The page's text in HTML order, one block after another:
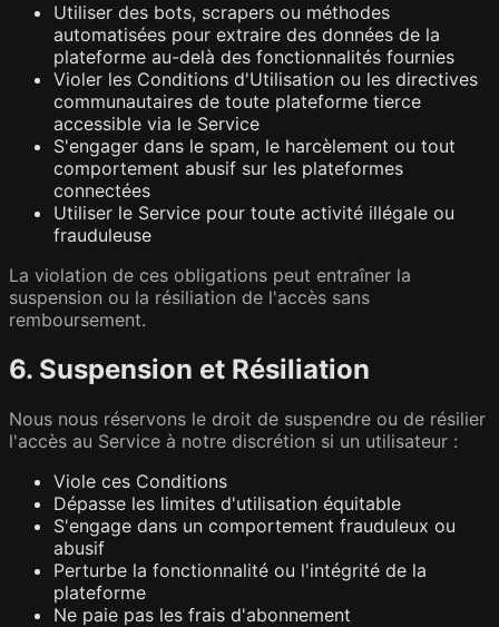
Utiliser des bots, scrapers ou méthodes
automatisées pour extraire des données de la
plateforme au-delà des fonctionnalités fournies
Violer les Conditions d'Utilisation ou les directives
communautaires de toute plateforme tierce
accessible via le Service
S'engager dans le spam, le harcèlement ou tout
comportement abusif sur les plateformes
connectées
Utiliser le Service pour toute activité illégale ou
frauduleuse
La violation de ces obligations peut entraîner la
suspension ou la résiliation de l'accès sans
remboursement.
6. Suspension et Résiliation
Nous nous réservons le droit de suspendre ou de résilier
l'accès au Service à notre discrétion si un utilisateur :
Viole ces Conditions
Dépasse les limites d'utilisation équitable
S'engage dans un comportement frauduleux ou
abusif
Perturbe la fonctionnalité ou l'intégrité de la
plateforme
Ne paie pas les frais d'abonnement